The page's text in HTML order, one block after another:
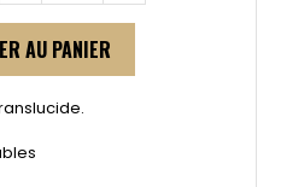
AU PANIER